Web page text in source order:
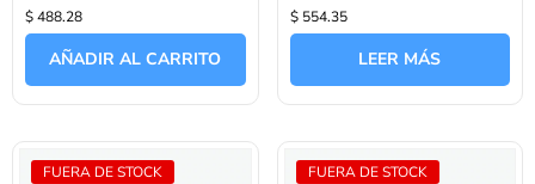
con
0
$ 488.28
AÑADIR AL CARRITO
con
0
$ 554.35
LEER MÁS
FUERA DE STOCK FUERA DE STOCK